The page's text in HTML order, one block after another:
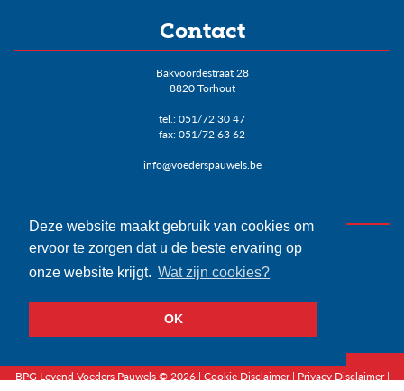
Deze website maakt gebruik van cookies om
ervoor te zorgen dat u de beste ervaring op
onze website krijgt. Wat zijn cookies?
OK
Contact
Bakvoordestraat 28
8820 Torhout
tel.: 051/72 30 47
fax: 051/72 63 62
info@voederspauwels.be
DANIS: € 1,06
Biggen Danis: € 20
Bekijk het overzicht>
BPG Levend Voeders Pauwels © 2026 | Cookie Disclaimer| Privacy Disclaimer|